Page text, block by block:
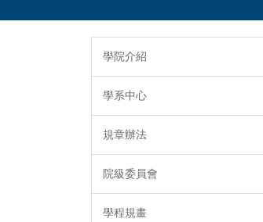
學院介紹
學系中心
規章辦法
院級委員會
學程規畫